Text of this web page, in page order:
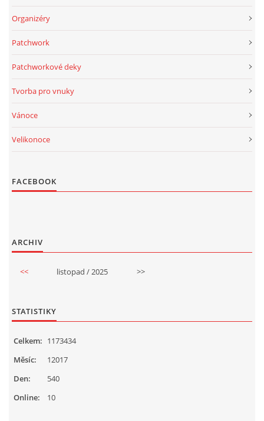
Organizéry
Patchwork
Patchworkové deky
Tvorba pro vnuky
Vánoce
Velikonoce
FACEBOOK
ARCHIV
<< listopad / 2025 >>
STATISTIKY
Online: 10
Celkem: 1173434
Měsíc:
12017
Den:
540